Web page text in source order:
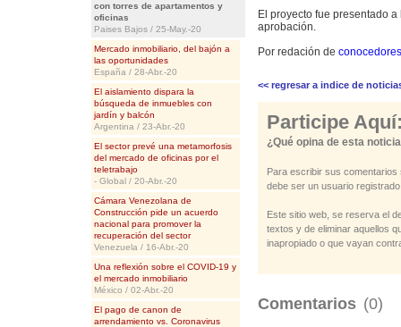
con torres de apartamentos y
oficinas
Paises Bajos / 25-May.-20
Mercado inmobiliario, del bajón a
las oportunidades
España / 28-Abr.-20
El aislamiento dispara la
búsqueda de inmuebles con
jardín y balcón
Argentina / 23-Abr.-20
El sector prevé una metamorfosis
del mercado de oficinas por el
teletrabajo
- Global / 20-Abr.-20
Cámara Venezolana de
Construcción pide un acuerdo
nacional para promover la
recuperación del sector
Venezuela / 16-Abr.-20
Una reflexión sobre el COVID-19 y
el mercado inmobiliario
México / 02-Abr.-20
El pago de canon de
arrendamiento vs. Coronavirus
El proyecto fue presentado
aprobación.
Por redación de
<< regresar a indice de
Participe
¿Qué opina de esta
Para escribir sus comentarios
debe ser un usuario
Este sitio web, se reserva el
textos y de eliminar aquellos
inapropiado o que vayan
Comentarios (0)